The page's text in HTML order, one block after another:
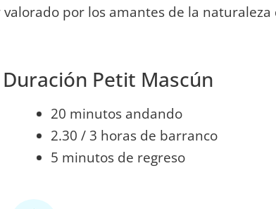
por los amantes de la naturaleza
Duración Petit Mascún
20 minutos andando
2.30 / 3 horas de barranco
5 minutos de regreso